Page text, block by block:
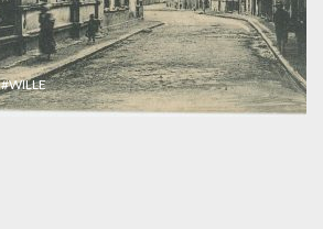
#WILLE